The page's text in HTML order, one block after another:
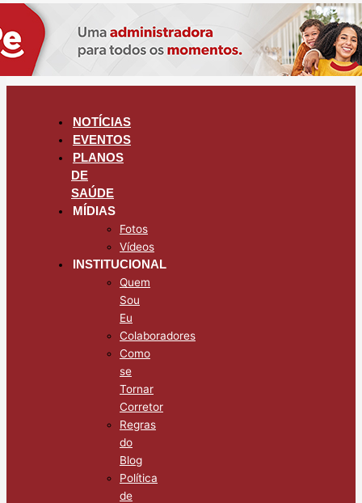
NOTÍCIAS
EVENTOS
PLANOS
DE
SAÚDE
MÍDIAS
Fotos
Vídeos
INSTITUCIONAL
Quem
Sou
Eu
Colaboradores
Como
se
Tornar
Corretor
Regras
do
Blog
Política
de